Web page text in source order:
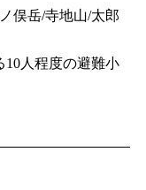
俣岳/寺地山/太郎
人程度の避難小